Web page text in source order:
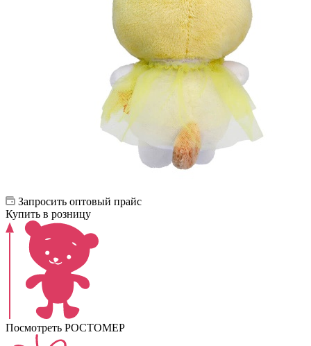
Запросить оптовый прайс
Купить в розницу
Посмотреть РОСТОМЕР